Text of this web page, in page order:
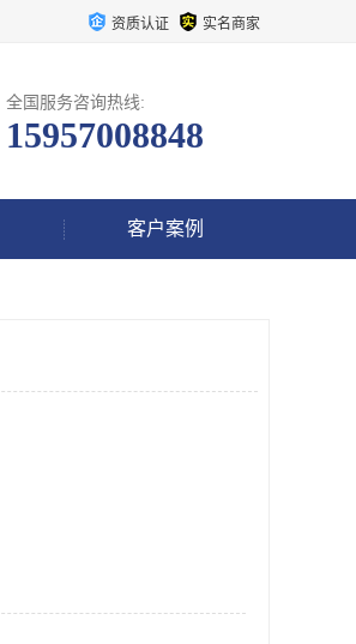
资质认证 实名商家
全国服务咨询热线:
15957008848
客户案例